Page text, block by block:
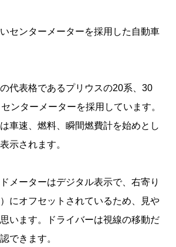
センターメーターを採用した自動車
代表格であるプリウスの20系、30
ンターメーターを採用しています。
車速、燃料、瞬間燃費計を始めとし
示されます。
メーターはデジタル表示で、右寄り
）にオフセットされているため、見や
います。ドライバーは視線の移動だ
できます。